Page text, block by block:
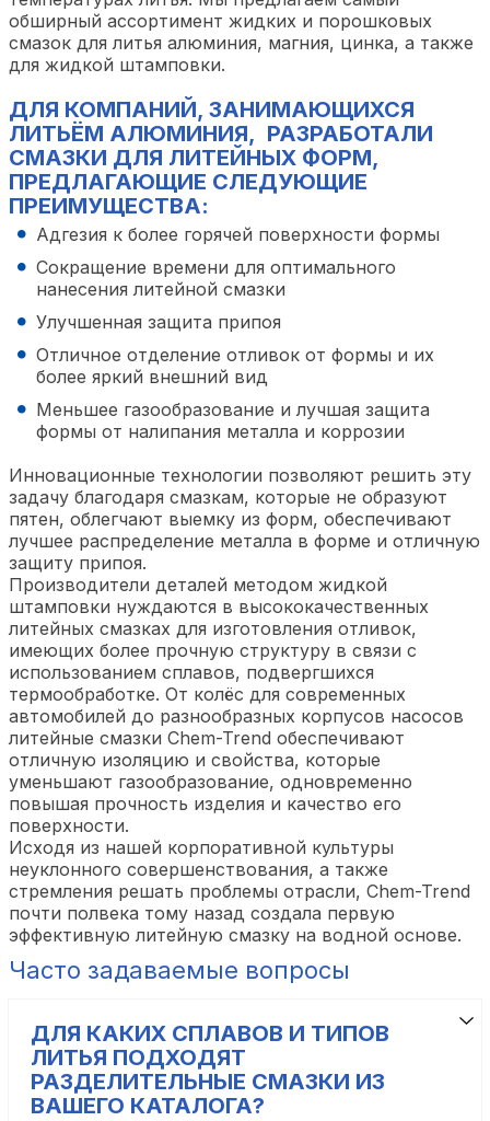
обширный ассортимент жидких и порошковых
смазок для литья алюминия, магния, цинка, а также
для жидкой штамповки.
ДЛЯ КОМПАНИЙ, ЗАНИМАЮЩИХСЯ
ЛИТЬЁМ АЛЮМИНИЯ, РАЗРАБОТАЛИ
СМАЗКИ ДЛЯ ЛИТЕЙНЫХ ФОРМ,
ПРЕДЛАГАЮЩИЕ СЛЕДУЮЩИЕ
ПРЕИМУЩЕСТВА:
Адгезия к более горячей поверхности формы
Сокращение времени для оптимального
нанесения литейной смазки
Улучшенная защита припоя
Отличное отделение отливок от формы и их
более яркий внешний вид
Меньшее газообразование и лучшая защита
формы от налипания металла и коррозии
Инновационные технологии позволяют решить эту
задачу благодаря смазкам, которые не образуют
пятен, облегчают выемку из форм, обеспечивают
лучшее распределение металла в форме и отличную
защиту припоя.
Производители деталей методом жидкой
штамповки нуждаются в высококачественных
литейных смазках для изготовления отливок,
имеющих более прочную структуру в связи с
использованием сплавов, подвергшихся
термообработке. От колёс для современных
автомобилей до разнообразных корпусов насосов
литейные смазки Chem-Trend обеспечивают
отличную изоляцию и свойства, которые
уменьшают газообразование, одновременно
повышая прочность изделия и качество его
поверхности.
Исходя из нашей корпоративной культуры
неуклонного совершенствования, а также
стремления решать проблемы отрасли, Chem-Trend
почти полвека тому назад создала первую
эффективную литейную смазку на водной основе.
Часто задаваемые вопросы
ДЛЯ КАКИХ СПЛАВОВ И ТИПОВ
ЛИТЬЯ ПОДХОДЯТ
РАЗДЕЛИТЕЛЬНЫЕ СМАЗКИ ИЗ
ВАШЕГО КАТАЛОГА?